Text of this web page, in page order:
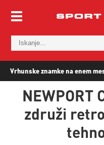
Vrhunske znamke na enem
NEWPORT
združi